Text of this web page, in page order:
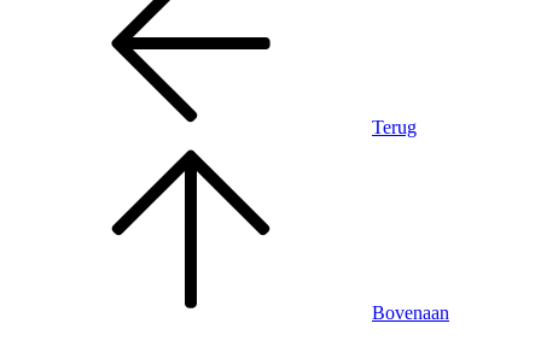
Terug
Bovenaan